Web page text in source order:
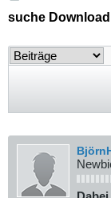
navigation
suche